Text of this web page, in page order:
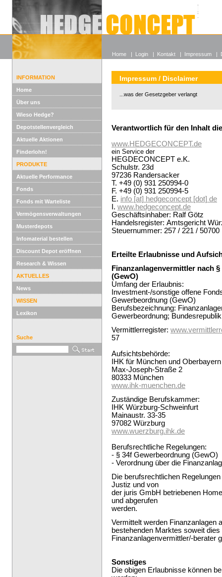
Alle
Wieso
INFORMATION
Home
Über uns
Wieso Hedge?
Depotstellenvergleich
Aktuelle Aktionen
Finderlohn!
PRODUKTE
Aktuelle Performance
Fonds
Fonds mit Warteliste
Vermögensverwaltungen
Musterdepots
Infomaterial bestellen
Discount Depot eröffnen
Research & Wissen
AKTUELLES
News
WISSEN
Lexikon
Suche
Impressum / Disclaimer
...was der Gesetzgeber verlangt
Verantwortlich für den Inhalt
www.HEDGECONCEPT.de
ein Service der
HEGDECONCEPT e.K.
Schulstr. 23d
97236 Randersacker
T. +49 (0) 931 250994-0
F. +49 (0) 931 250994-5
E. info [at] hedgeconcept [dot] de
I. www.hedgeconcept.de
Geschäftsinhaber: Ralf Götz
Handelsregister: Amtsgericht
Steuernummer: 257 / 221 / 50700
Erteilte Erlaubnisse und
Finanzanlagenvermittler nach
(GewO)
Umfang der Erlaubnis:
Investment-/sonstige offene
Gewerbeordnung (GewO)
Berufsbezeichnung:
Gewerbeordnung;
Vermittlerregister:
57
Aufsichtsbehörde:
IHK für München und Oberbayern
Max-Joseph-Straße 2
‎80333 München
www.ihk-muenchen.de
Zuständige Berufskammer:
IHK Würzburg-Schweinfurt
Mainaustr. 33-35
97082 Würzburg
www.wuerzburg.ihk.de
Berufsrechtliche Regelungen:
- § 34f Gewerbeordnung (GewO)
- Verordnung über die
Die berufsrechtlichen
Justiz und von
der juris GmbH betriebenen
und abgerufen
werden.
Vermittelt werden Finanzanlagen
bestehenden Marktes soweit
Finanzanlagenvermittler/-berater
Sonstiges
Die obigen Erlaubnisse können
Home | Login | Kontakt | Impressum |